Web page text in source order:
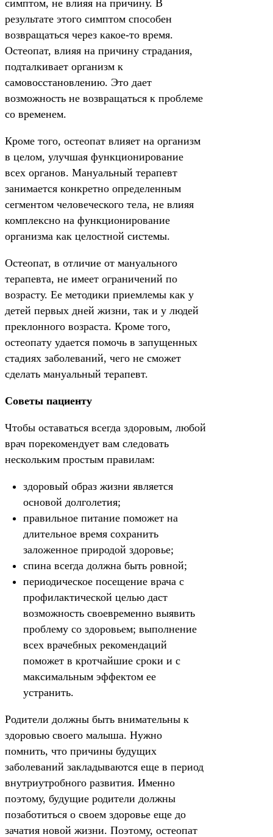
симптом, не влияя на причину. В
результате этого симптом способен
возвращаться через какое-то время.
Остеопат, влияя на причину страдания,
подталкивает организм к
самовосстановлению. Это дает
возможность не возвращаться к проблеме
со временем.
Кроме того, остеопат влияет на организм
в целом, улучшая функционирование
всех органов. Мануальный терапевт
занимается конкретно определенным
сегментом человеческого тела, не влияя
комплексно на функционирование
организма как целостной системы.
Остеопат, в отличие от мануального
терапевта, не имеет ограничений по
возрасту. Ее методики приемлемы как у
детей первых дней жизни, так и у людей
преклонного возраста. Кроме того,
остеопату удается помочь в запущенных
стадиях заболеваний, чего не сможет
сделать мануальный терапевт.
Советы пациенту
Чтобы оставаться всегда здоровым, любой
врач порекомендует вам следовать
нескольким простым правилам:
здоровый образ жизни является
основой долголетия;
правильное питание поможет на
длительное время сохранить
заложенное природой здоровье;
спина всегда должна быть ровной;
периодическое посещение врача с
профилактической целью даст
возможность своевременно выявить
проблему со здоровьем; выполнение
всех врачебных рекомендаций
поможет в кротчайшие сроки и с
максимальным эффектом ее
устранить.
Родители должны быть внимательны к
здоровью своего малыша. Нужно
помнить, что причины будущих
заболеваний закладываются еще в период
внутриутробного развития. Именно
поэтому, будущие родители должны
позаботиться о своем здоровье еще до
зачатия новой жизни. Поэтому, остеопат